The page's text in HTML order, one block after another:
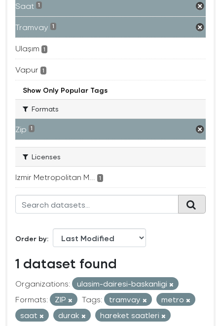
Saat 1
Tramvay 1
Ulaşım 1
Vapur 1
Show Only Popular Tags
Formats
Zip 1
Licenses
Izmir Metropolitan M... 1
Order by
1 dataset found
Organizations:
ulasim-dairesi-baskanligi
Formats:
ZIP Tags: tramvay
metro
saat
durak
hareket saatleri